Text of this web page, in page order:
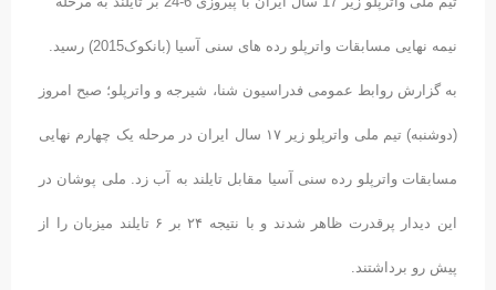
نیمه نهایی مسابقات واترپلو رده های سنی آسیا (بانکوک2015) رسید.
به گزارش روابط عمومی فدراسیون شنا، شیرجه و واترپلو؛ صبح امروز
(دوشنبه) تیم ملی واترپلو زیر ۱۷ سال ایران در مرحله یک چهارم نهایی
مسابقات واترپلو رده سنی آسیا مقابل تایلند به آب زد. ملی پوشان در
این دیدار پرقدرت ظاهر شدند و با نتیجه ۲۴ بر ۶ تایلند میزبان را از
پیش رو برداشتند.